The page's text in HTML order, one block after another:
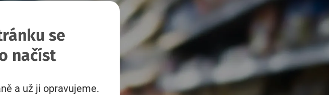
se
načíst
a už ji opravujeme.